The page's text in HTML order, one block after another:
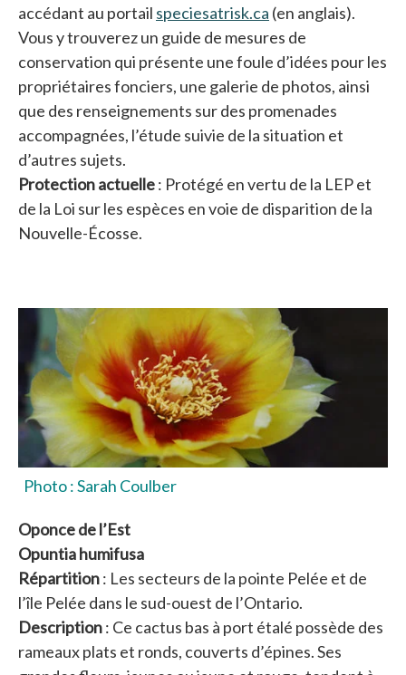
accédant au portail speciesatrisk.ca s’ouvre dans un
(en anglais).
Vous y trouverez un guide de mesures de
conservation qui présente une foule d’idées pour les
propriétaires fonciers, une galerie de photos, ainsi
que des renseignements sur des promenades
accompagnées, l’étude suivie de la situation et
d’autres sujets.
Protection actuelle: Protégé en vertu de la LEP et
de la Loi sur les espèces en voie de disparition de la
Nouvelle-Écosse.
Photo : Sarah Coulber
Oponce de l’Est
Opuntia humifusa
Répartition: Les secteurs de la pointe Pelée et de
l’île Pelée dans le sud-ouest de l’Ontario.
Description: Ce cactus bas à port étalé possède des
rameaux plats et ronds, couverts d’épines. Ses